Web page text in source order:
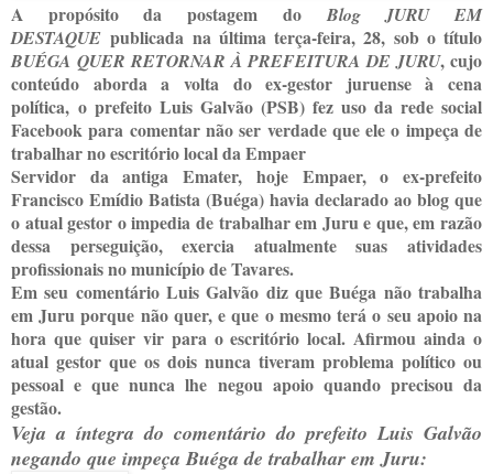
A propósito da postagem doBlog JURU EM
DESTAQUE publicada na última terça-feira, 28, sob o título
BUÉGA QUER RETORNAR À PREFEITURA DE JURU, cujo
conteúdo aborda a volta do ex-gestor juruense à cena
política, o prefeito Luis Galvão (PSB) fez uso da rede social
Facebook para comentar não ser verdade que ele o impeça de
trabalhar no escritório local da Empaer
Servidor da antiga Emater, hoje Empaer, o ex-prefeito
Francisco Emídio Batista (Buéga) havia declarado ao blog que
o atual gestor o impedia de trabalhar em Juru e que, em razão
dessa perseguição, exercia atualmente suas atividades
profissionais no município de Tavares.
Em seu comentário Luis Galvão diz que Buéga não trabalha
em Juru porque não quer, e que o mesmo terá o seu apoio na
hora que quiser vir para o escritório local. Afirmou ainda o
atual gestor que os dois nunca tiveram problema político ou
pessoal e que nunca lhe negou apoio quando precisou da
gestão.
Veja a íntegra do comentário do prefeito Luis Galvão
negando que impeça Buéga de trabalhar em Juru: